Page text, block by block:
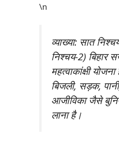
\n
व्याख्या: सात
निश्चय-2) बिहार
महत्वाकांक्षी
बिजली, सड़क,
आजीविका जैसे
लाना है।